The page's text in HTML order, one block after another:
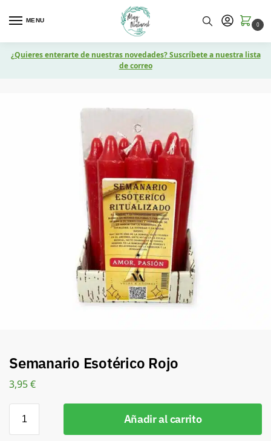
MENU
0
¿Quieres enterarte de nuestras novedades? Suscríbete a nuestra lista
de correo
Semanario Esotérico Rojo
3,95€
Añadir al carrito